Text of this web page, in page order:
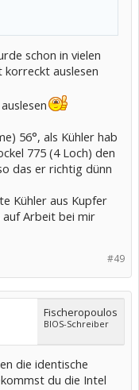
schon in vielen
auslesen
56°, als Kühler hab
775 (4 Loch) den
das er richtig dünn
Kühler aus Kupfer
auf Arbeit bei mir
#49
Fischeropoulos
BIOS-Schreiber
die identische
du die Intel